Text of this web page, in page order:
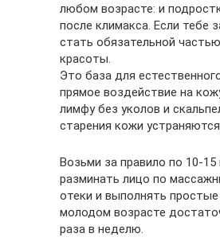
любом возрасте: и
после климакса. Если тебе
стать обязательной
красоты.
Это база для
прямое воздействие на
лимфу без уколов и
старения кожи
Возьми за правило по 10-15
разминать лицо по
отеки и выполнять
молодом возрасте
раза в неделю.